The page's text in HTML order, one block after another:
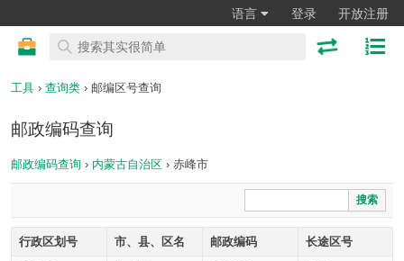
语言 登录 开放注册
工具 › 查询类 › 邮编区号查询
邮政编码查询
邮政编码查询 › 内蒙古自治区 › 赤峰市
搜索
行政区划号 市、县、区名 邮政编码 长途区号